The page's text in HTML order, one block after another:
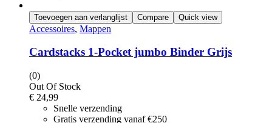
Toevoegen aan verlanglijst Compare Quick view
Accessoires, Mappen
Cardstacks 1-Pocket jumbo Binder Grijs
(0)
Out Of Stock
€ 24,99
Snelle verzending
Gratis verzending vanaf €250